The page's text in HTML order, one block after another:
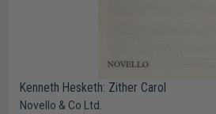
Kenneth Hesketh: Zither Carol
Novello & Co Ltd.